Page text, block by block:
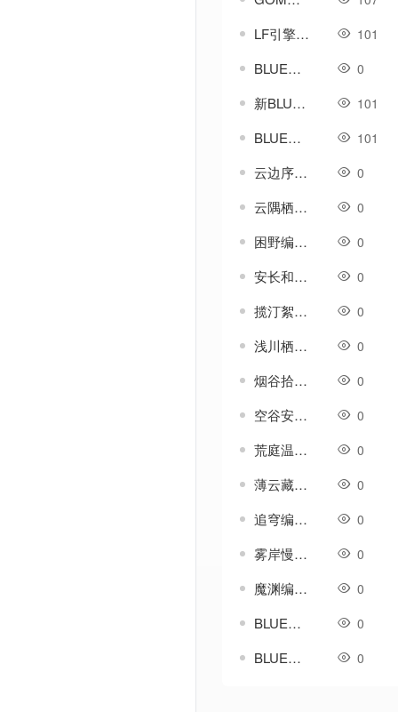
LF引擎核弹打击可打击-怪物-人物-带素材音效 101
BLUE引擎-属性转移(极品.鉴定.宝石) 0
新BLUE引擎_新挂机脚本 101
BLUE引擎-挂机循环-自动巡航-自动回血脚本 101
云边序编号-GOM引擎UI素材 0
云隅栖絮编号-GOM引擎UI素材 0
困野编号-GOM引擎UI素材 0
安长和编号-GOM引擎UI素材 0
揽汀絮编号-GOM引擎UI素材 0
浅川栖隅编号-GOM引擎UI素材 0
烟谷拾温编号-GOM引擎UI素材 0
空谷安叙编号-GOM引擎UI素材 0
荒庭温禾编号-GOM引擎UI素材 0
薄云藏山编号-GOM引擎UI素材 0
追穹编号-GOM引擎UI素材 0
雾岸慢辰编号-GOM引擎UI素材 0
魔渊编号-GOM引擎UI素材 0
BLUE引擎-复古聚灵珠买卖脚本带对话框素材 0
BLUE引擎-装备掉落PK爆物查询系统 0